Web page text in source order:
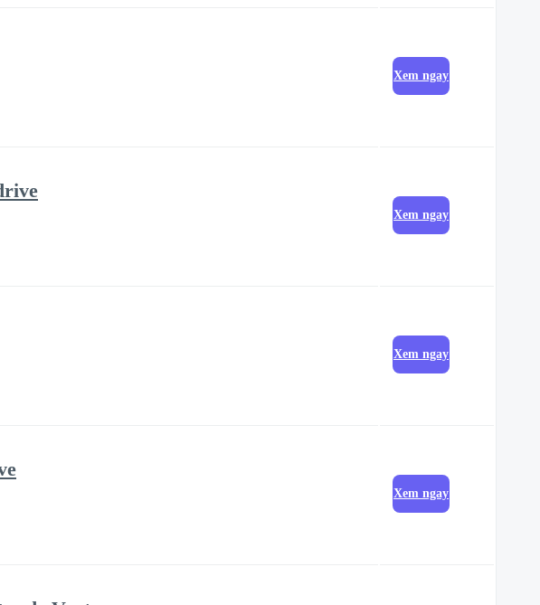
Xem ngay
Xem ngay
Xem ngay
Xem ngay